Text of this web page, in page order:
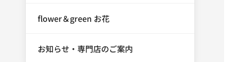
flower＆green お花
お知らせ・専門店のご案内